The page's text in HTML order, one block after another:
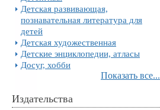
Детская развивающая,
познавательная литература для
детей
Детская художественная
Детские энциклопедии, атласы
Досуг, хобби
Показать все...
Издательства